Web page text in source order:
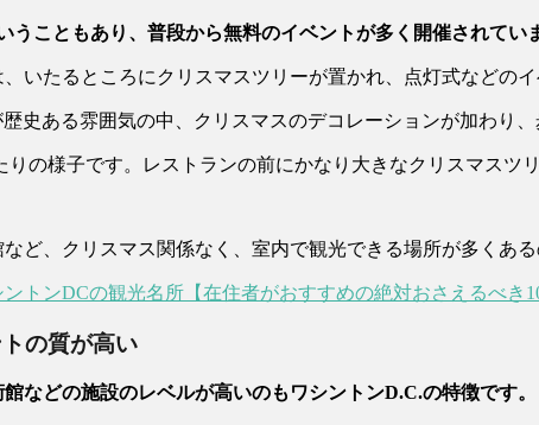
うこともあり、普段から無料のイベントが多く開催されてい
いたるところにクリスマスツリーが置かれ、点灯式などのイ
史ある雰囲気の中、クリスマスのデコレーションが加わり、
りの様子です。レストランの前にかなり大きなクリスマスツ
ど、クリスマス関係なく、室内で観光できる場所が多くあ
ントンDCの観光名所【在住者がおすすめの絶対おさえるべき
の質が高い
などの施設のレベルが高いのもワシントンD.C.の特徴です。